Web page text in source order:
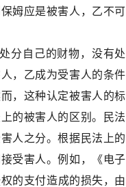
姆应是被害人，乙不可
分自己的财物，没有处
，乙成为受害人的条件
，这种认定被害人的标
的被害人的区别。民法
人之分。根据民法上的
受害人。例如，《电子
的支付造成的损失，由